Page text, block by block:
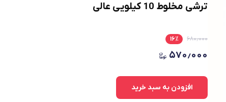
ترشی مخلوط 10 کیلویی عالی
۶۸۰٫۰۰۰ ۱۶٪
۵۷۰٫۰۰۰
افزودن به سبد خرید